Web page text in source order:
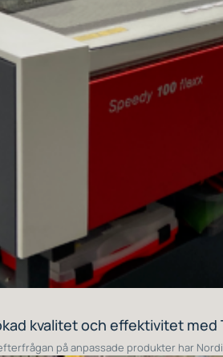
kvalitet och effektivitet
på anpassade produkter har